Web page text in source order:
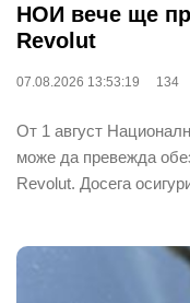
НОИ вече ще
Revolut
07.08.2026 13:53:19 134
От 1 август
може да превежда
Revolut. Досега